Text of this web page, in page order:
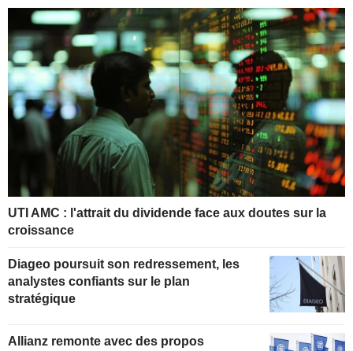
UTI AMC : l'attrait du dividende face aux doutes sur la
croissance
Diageo poursuit son redressement, les
analystes confiants sur le plan
stratégique
Allianz remonte avec des propos